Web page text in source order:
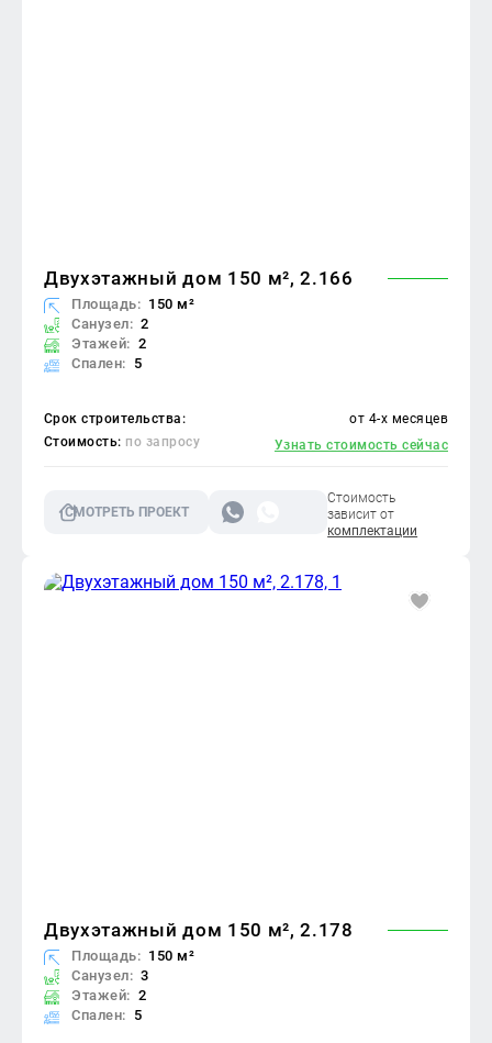
Двухэтажный дом 150 м², 2.166
Площадь: 150 м²
Санузел: 2
Этажей: 2
Спален: 5
Срок строительства:
от 4-х месяцев
Стоимость: по запросу Узнать стоимость сейчас
СМОТРЕТЬ ПРОЕКТ
Стоимость
зависит от
комплектации
Двухэтажный дом 150 м², 2.178
Площадь: 150 м²
Санузел: 3
Этажей: 2
Спален: 5